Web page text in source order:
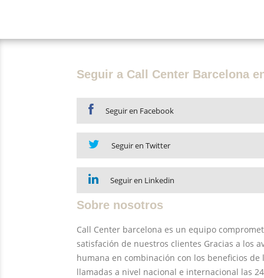
Seguir a Call Center Barcelona
Seguir en Facebook
Seguir en Twitter
Seguir en Linkedin
Sobre nosotros
Call Center barcelona es un equipo
satisfación de nuestros clientes Gracias a los
humana en combinación con los beneficios
llamadas a nivel nacional e internacional las